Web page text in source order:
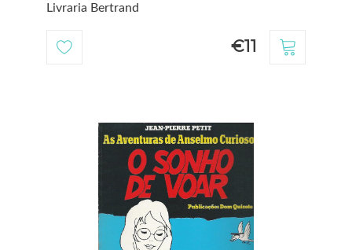
Livraria Bertrand
€11